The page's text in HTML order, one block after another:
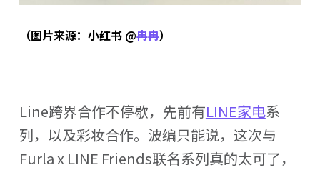
（图片来源：小红书 @冉冉）
Line跨界合作不停歇，先前有LINE家电系
列，以及彩妆合作。波编只能说，这次与
Furla x LINE Friends联名系列真的太可了，